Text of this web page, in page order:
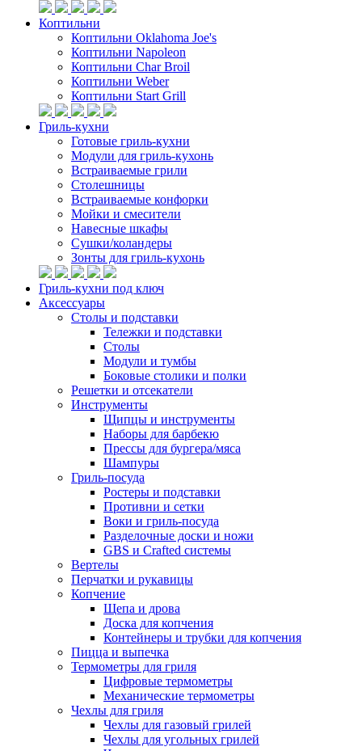
Коптильни
Коптильни Oklahoma Joe's
Коптильни Napoleon
Коптильни Char Broil
Коптильни Weber
Коптильни Start Grill
Гриль-кухни
Готовые гриль-кухни
Модули для гриль-кухонь
Встраиваемые грили
Столешницы
Встраиваемые конфорки
Мойки и смесители
Навесные шкафы
Сушки/коландеры
Зонты для гриль-кухонь
Гриль-кухни под ключ
Аксессуары
Столы и подставки
Тележки и подставки
Столы
Модули и тумбы
Боковые столики и полки
Решетки и отсекатели
Инструменты
Щипцы и инструменты
Наборы для барбекю
Прессы для бургера/мяса
Шампуры
Гриль-посуда
Ростеры и подставки
Противни и сетки
Воки и гриль-посуда
Разделочные доски и ножи
GBS и Crafted системы
Вертелы
Перчатки и рукавицы
Копчение
Щепа и дрова
Доска для копчения
Контейнеры и трубки для копчения
Пицца и выпечка
Термометры для гриля
Цифровые термометры
Механические термометры
Чехлы для гриля
Чехлы для газовый грилей
Чехлы для угольных грилей